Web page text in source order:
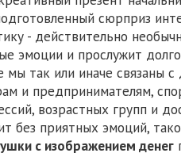
сюрприз
- действительно
эмоции и прослужит
мы так или иначе связаны
и предпринимателям,
возрастных групп и
без приятных эмоций,
с изображением денег